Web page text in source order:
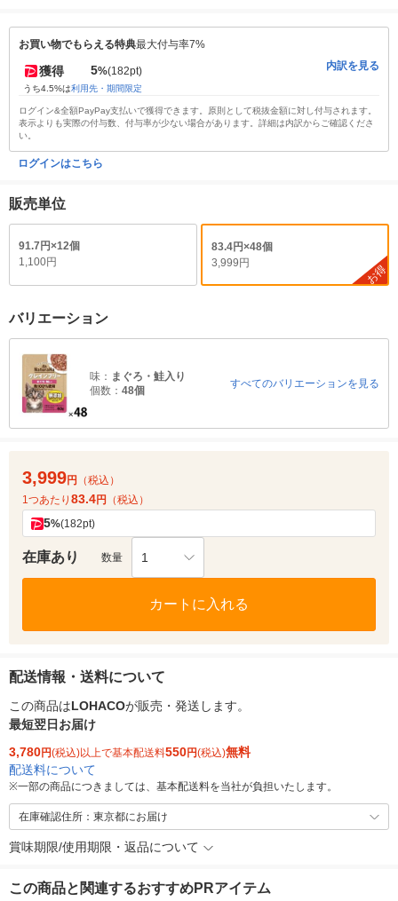
お買い物でもらえる特典最大付与率7%
獲得 5%(182pt)
うち4.5%は利用先・期間限定
内訳を見る
ログイン&全額PayPay支払いで獲得できます。原則として税抜金額に対し付与されます。
表示よりも実際の付与数、付与率が少ない場合があります。詳細は内訳からご確認くださ
い。
ログインはこちら
販売単位
91.7円×12個
1,100円
83.4円×48個
3,999円
お得
バリエーション
味： まぐろ・鮭入り
個数： 48個
すべてのバリエーションを見る
3,999円
（税込）
1つあたり 83.4円 （税込）
5%(182pt)
在庫あり 数量 1
カートに入れる
配送情報・送料について
この商品はLOHACOが販売・発送します。
最短翌日お届け
3,780円(税込)以上で基本配送料550円(税込)無料
配送料について
※一部の商品につきましては、基本配送料を当社が負担いたします。
在庫確認住所：東京都にお届け
賞味期限/使用期限・返品について
この商品と関連するおすすめPRアイテム